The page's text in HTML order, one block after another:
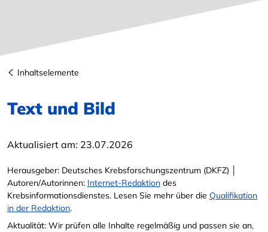
Inhaltselemente
Text und Bild
Aktualisiert am: 23.07.2026
Herausgeber: Deutsches Krebsforschungszentrum (DKFZ) │
Autoren/Autorinnen: Internet-Redaktion des
Krebsinformationsdienstes. Lesen Sie mehr über die Qualifikation
in der Redaktion.
Aktualität: Wir prüfen alle Inhalte regelmäßig und passen sie an,